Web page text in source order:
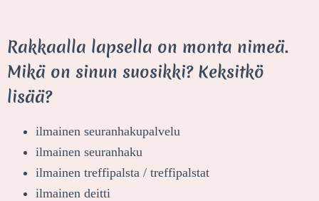
Rakkaalla lapsella on monta nimeä.
Mikä on sinun suosikki? Keksitkö
lisää?
ilmainen seuranhakupalvelu
ilmainen seuranhaku
ilmainen treffipalsta / treffipalstat
ilmainen deitti